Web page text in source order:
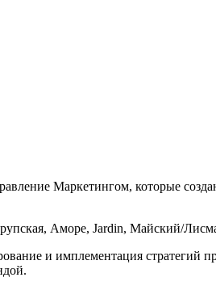
Маркетингом, которые
Аморе, Jardin, Майский/
и имплементация стратегий